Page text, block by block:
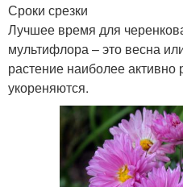
Сроки срезки
Лучшее время для
мультифлора – это весна
растение наиболее активно
укореняются.